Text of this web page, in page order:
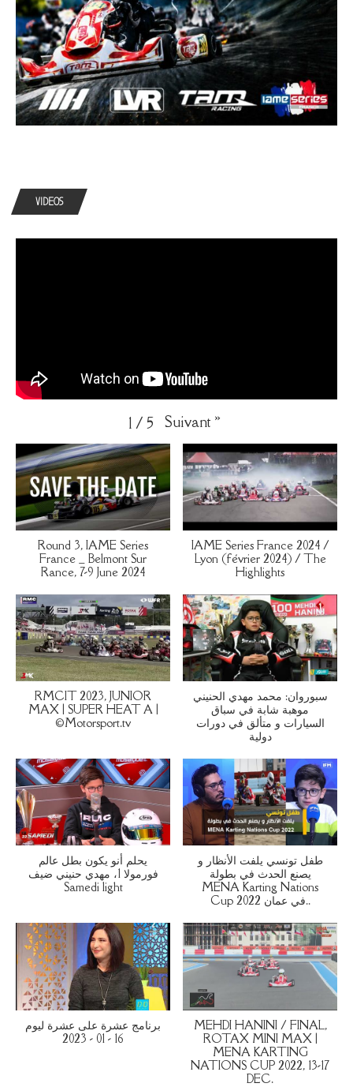
VIDEOS
1 / 5 Suivant »
Round 3, IAME Series
France _ Belmont Sur
Rance, 7-9 June 2024
IAME Series France 2024 /
Lyon (février 2024) / The
Highlights
RMCIT 2023, JUNIOR
MAX | SUPER HEAT A |
©Motorsport.tv
سبوروان: محمد مهدي الحنيني
موهبة شابة في سباق
السيارات و متألق في دورات
دولية
يحلم أنو يكون بطل عالم
فورمولا 1، مهدي حنيني ضيف
Samedi light
طفل تونسي يلفت الأنظار و
يصنع الحدث في بطولة
MENA Karting Nations
Cup 2022 في عمان..
برنامج عشرة على عشرة ليوم
16 - 01 - 2023
MEHDI HANINI / FINAL,
ROTAX MINI MAX |
MENA KARTING
NATIONS CUP 2022, 13-17
DEC.